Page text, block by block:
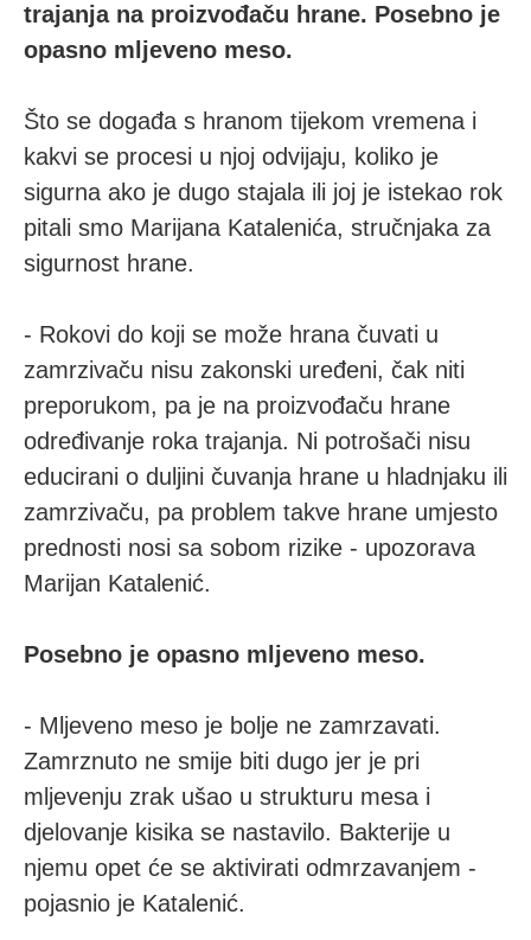
trajanja na proizvođaču hrane. Posebno je
opasno mljeveno meso.
Što se događa s hranom tijekom vremena i
kakvi se procesi u njoj odvijaju, koliko je
sigurna ako je dugo stajala ili joj je istekao rok
pitali smo Marijana Katalenića, stručnjaka za
sigurnost hrane.
- Rokovi do koji se može hrana čuvati u
zamrzivaču nisu zakonski uređeni, čak niti
preporukom, pa je na proizvođaču hrane
određivanje roka trajanja. Ni potrošači nisu
educirani o duljini čuvanja hrane u hladnjaku ili
zamrzivaču, pa problem takve hrane umjesto
prednosti nosi sa sobom rizike - upozorava
Marijan Katalenić.
Posebno je opasno mljeveno meso.
- Mljeveno meso je bolje ne zamrzavati.
Zamrznuto ne smije biti dugo jer je pri
mljevenju zrak ušao u strukturu mesa i
djelovanje kisika se nastavilo. Bakterije u
njemu opet će se aktivirati odmrzavanjem -
pojasnio je Katalenić.